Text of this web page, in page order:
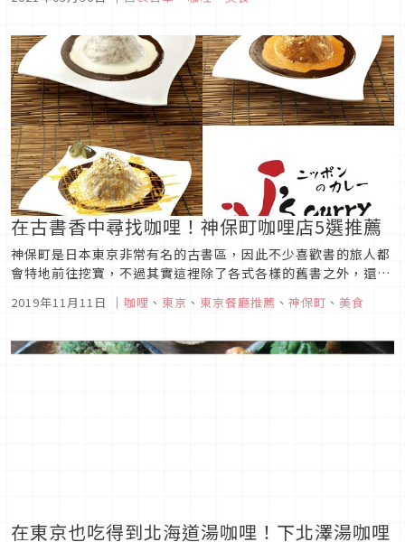
台北地區，五間有名又超美味的日式咖哩飯！在台北就能一解日
店發佈於 ...
在古書香中尋找咖哩！神保町咖哩店5選推薦
神保町是日本東京非常有名的古書區，因此不少喜歡書的旅人都
會特地前往挖寶，不過其實這裡除了各式各樣的舊書之外，還有
去吃，現在就跟我們一起來去探索吧！共榮堂圖片來源共榮堂是
而且提供的是非常特...
2019年11月11日 ｜ 咖哩 、 東京 、 東京餐廳推薦 、 神保町 、 美食
在東京也吃得到北海道湯咖哩！下北澤湯咖哩